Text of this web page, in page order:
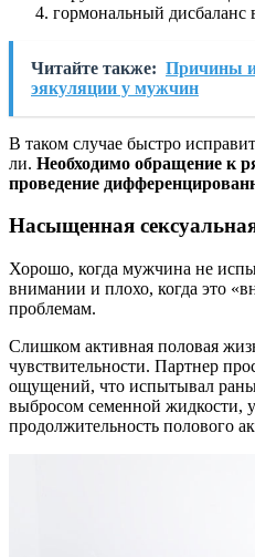
гормональный дисбаланс
Читайте также: Причины и
эякуляции у мужчин
В таком случае быстро
ли. Необходимо обращение к
проведение
Насыщенная
Хорошо, когда мужчина не
внимании и плохо, когда это
проблемам.
Слишком активная половая
чувствительности. Партнер
ощущений, что испытывал
выбросом семенной жидкости,
продолжительность полового